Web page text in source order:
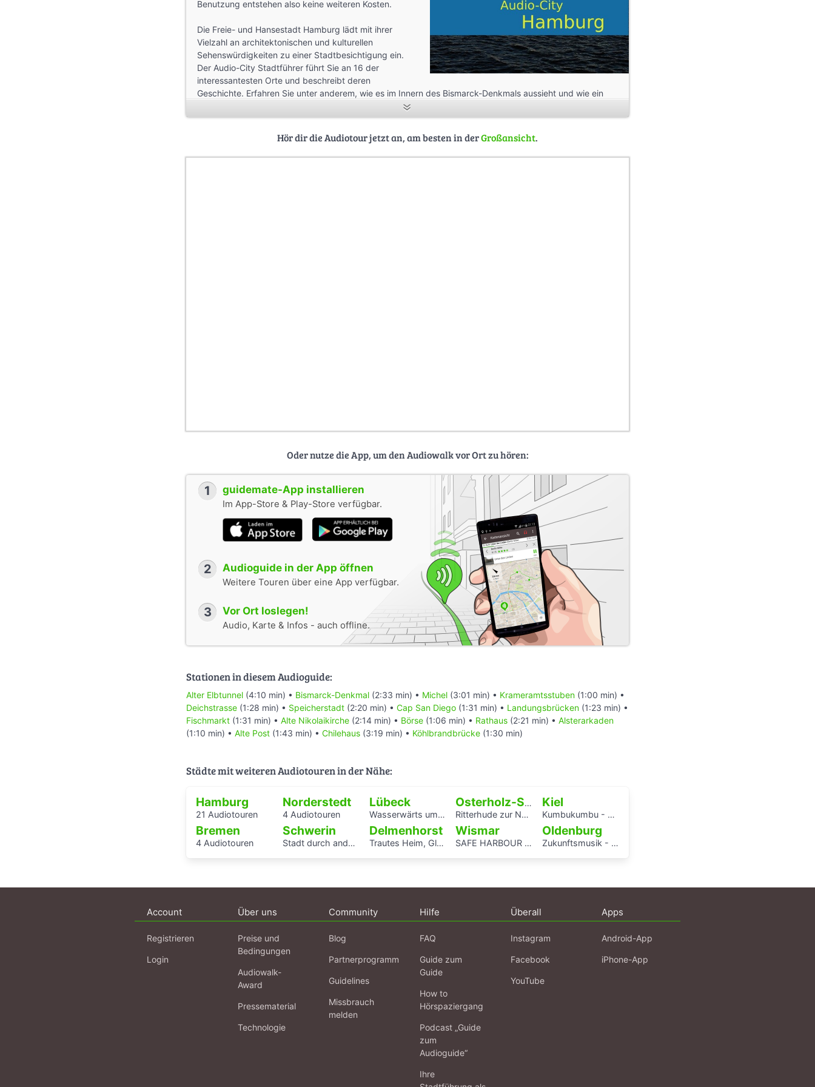
Benutzung entstehen also keine weiteren Kosten.
Die Freie- und Hansestadt Hamburg lädt mit ihrer
Vielzahl an architektonischen und kulturellen
Sehenswürdigkeiten zu einer Stadtbesichtigung ein.
Der Audio-City Stadtführer führt Sie an 16 der
interessantesten Orte und beschreibt deren
Geschichte. Erfahren Sie unter anderem, wie es im Innern des Bismarck-Denkmals aussieht und wie ein
Audioguide Produktion
Hör dir die Audiotour jetzt an, am besten in derGroßansicht.
Oder nutze die App, um den Audiowalk vor Ort zu hören:
1 guidemate-App installieren
Im App-Store & Play-Store verfügbar.
2 Audioguide in der App öffnen
Weitere Touren über eine App verfügbar.
3 Vor Ort loslegen!
Audio, Karte & Infos - auch offline.
Stationen in diesem Audioguide:
Alter Elbtunnel (4:10 min) • Bismarck-Denkmal (2:33 min) • Michel (3:01 min) • Krameramtsstuben (1:00 min) •
Deichstrasse (1:28 min) • Speicherstadt (2:20 min) • Cap San Diego (1:31 min) • Landungsbrücken (1:23 min) •
Fischmarkt (1:31 min) • Alte Nikolaikirche (2:14 min) • Börse (1:06 min) • Rathaus (2:21 min) • Alsterarkaden
(1:10 min) • Alte Post (1:43 min) • Chilehaus (3:19 min) • Köhlbrandbrücke (1:30 min)
Städte mit weiteren Audiotouren in der Nähe:
Hamburg
21 Audiotouren
Norderstedt
4 Audiotouren
Lübeck
Wasserwärts um die Hansestadt Lübek herum
Osterholz-Scharmbeck
Ritterhude zur NS-Zeit
Kiel
Kumbukumbu - Vergessenen Stimmen auf der Spur
Bremen
4 Audiotouren
Schwerin
Stadt durch andere Augen - Schwerin Dreesch
Delmenhorst
Trautes Heim, Glück allein - interaktiver Audiowalk zum Einfamilienhaus von Katrin Bretschneider &Company
Wismar
SAFE HARBOUR - Ein Hörspaziergang über Migrationsgeschichte
Oldenburg
Zukunftsmusik - Wir werden uns erinnert haben.
Account
Registrieren
Login
Über uns
Preise und
Bedingungen
Audiowalk-
Award
Pressematerial
Technologie
Community
Blog
Partnerprogramm
Guidelines
Missbrauch
melden
Hilfe
FAQ
Guide zum
Guide
How to
Hörspaziergang
Podcast „Guide
zum
Audioguide“
Ihre
Überall
Instagram
Facebook
YouTube
Apps
Android-App
iPhone-App